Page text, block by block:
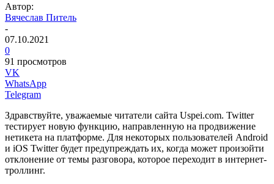
Автор:
Вячеслав Питель
-
07.10.2021
0
91 просмотров
VK
WhatsApp
Telegram
Здравствуйте, уважаемые читатели сайта Uspei.com. Twitter
тестирует новую функцию, направленную на продвижение
нетикета на платформе. Для некоторых пользователей Android
и iOS Twitter будет предупреждать их, когда может произойти
отклонение от темы разговора, которое переходит в интернет-
троллинг.